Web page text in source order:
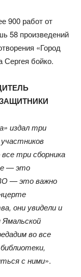
900 работ от
58 произведений
«Город
Сергея бойко.
издал три
три сборника
— это
— это важно
они увидели и
во все
с ними».